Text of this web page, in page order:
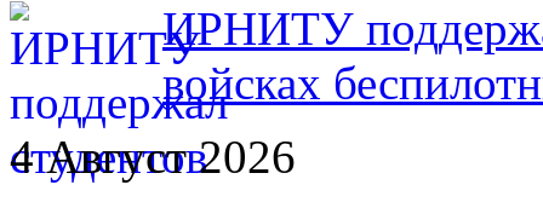
ИРНИТУ
войсках
4 Август 2026